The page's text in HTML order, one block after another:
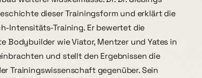
dieser Trainingsform und erklärt die
Intensitäts-Training. Er bewertet die
Bodybuilder wie Viator, Mentzer und Yates in
und stellt den Ergebnissen die
Trainingswissenschaft gegenüber. Sein